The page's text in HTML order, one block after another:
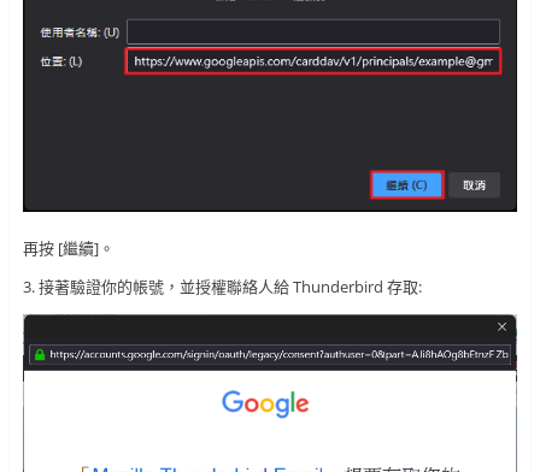
再按 [繼續]。
3. 接著驗證你的帳號，並授權聯絡人給 Thunderbird 存取: